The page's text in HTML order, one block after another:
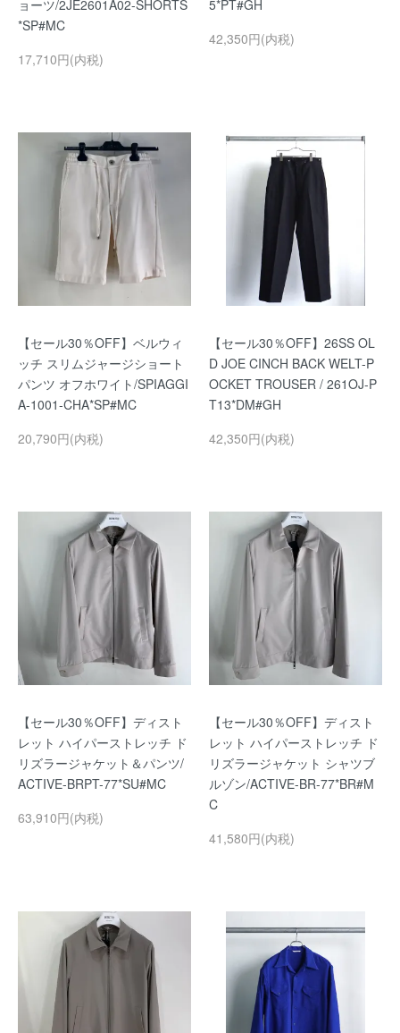
ョーツ/2JE2601A02-SHORTS
*SP#MC
17,710円(内税)
5*PT#GH
42,350円(内税)
【セール30％OFF】ベルウィ
ッチ スリムジャージショート
パンツ オフホワイト/SPIAGGI
A-1001-CHA*SP#MC
20,790円(内税)
【セール30％OFF】26SS OL
D JOE CINCH BACK WELT-P
OCKET TROUSER / 261OJ-P
T13*DM#GH
42,350円(内税)
【セール30％OFF】ディスト
レット ハイパーストレッチ ド
リズラージャケット＆パンツ/
ACTIVE-BRPT-77*SU#MC
63,910円(内税)
【セール30％OFF】ディスト
レット ハイパーストレッチ ド
リズラージャケット シャツブ
ルゾン/ACTIVE-BR-77*BR#M
C
41,580円(内税)